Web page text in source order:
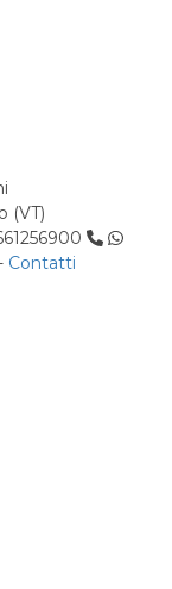
(VT)
Contatti